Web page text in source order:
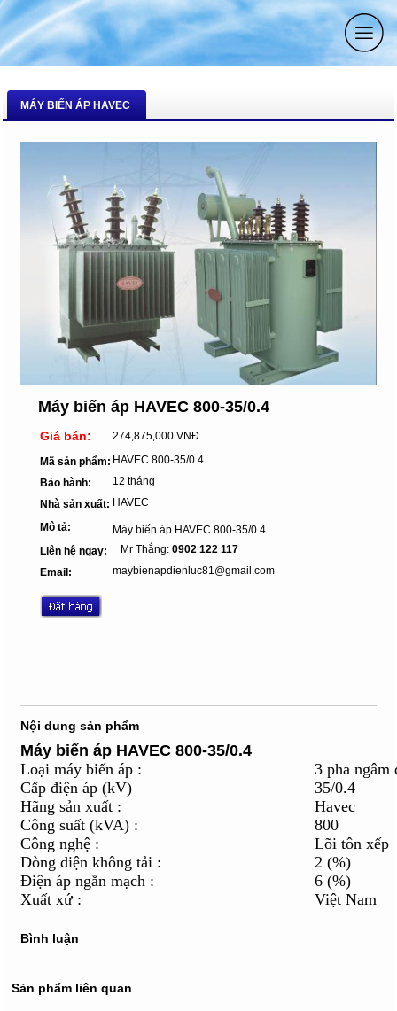
MÁY BIẾN ÁP HAVEC
Máy biến áp HAVEC 800-35/0.4
Giá bán: 274,875,000 VNĐ
Mã sản phẩm: HAVEC 800-35/0.4
Bảo hành:
12 tháng
Nhà sản xuất: HAVEC
Mô tả:
Máy biến áp HAVEC 800-35/0.4
Liên hệ ngay:
Mr Thắng: 0902 122 117
Email:
maybienapdienluc81@gmail.com
Nội dung sản phẩm
Máy biến áp HAVEC 800-35/0.4
Loại máy biến áp :
3 pha ngâm
Cấp điện áp (kV)
35/0.4
Hãng sản xuất :
Havec
Công suất (kVA) :
800
Công nghệ :
Lõi tôn xếp
Dòng điện không tải :
2 (%)
Điện áp ngắn mạch :
6 (%)
Xuất xứ :
Việt Nam
Bình luận
Sản phẩm liên quan